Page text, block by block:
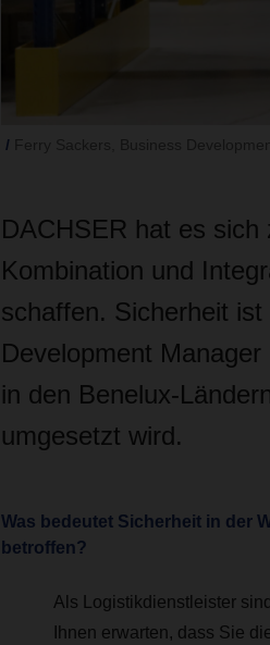
DACHSER hat es
Kombination und
schaffen. Sicherheit
Development
in den Benelux-
umgesetzt wird.
Was bedeutet Sicherheit in der
betroffen?
Als Logistikdienstleister
Ihnen erwarten, dass Sie